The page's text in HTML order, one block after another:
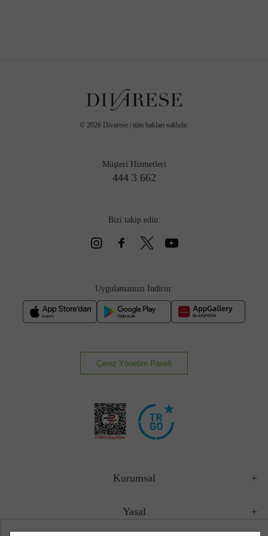
© 2026 Divarese | tüm hakları saklıdır.
Müşteri Hizmetleri
444 3 662
Bizi takip edin:
Uygulamamızı İndirin:
Çerez Yönetim Paneli
Kurumsal
Yasal